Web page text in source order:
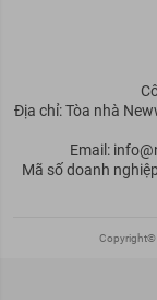
Địa chỉ: Tòa nhà
Email:
Mã số doanh
Copyright©